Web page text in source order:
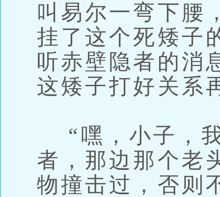
叫易尔一弯下腰
挂了这个死矮子
听赤壁隐者的消
这矮子打好关系
“嘿，小子，
者，那边那个老
物撞击过，否则